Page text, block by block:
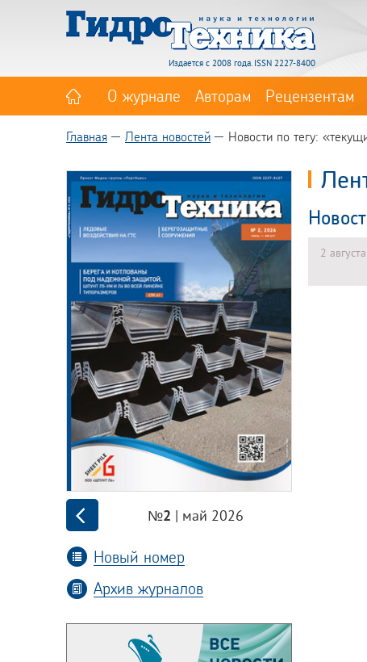
Издается с 2008 года. ISSN 2227-8400
О журнале Авторам Рецензентам
Главная Лента новостей Новости по тегу:
№2 | май 2026
Новый номер
Архив журналов
2